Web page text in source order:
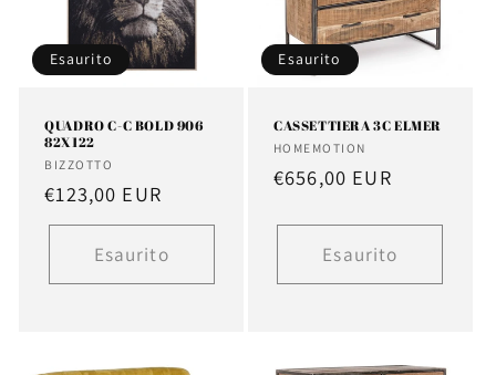
Esaurito
QUADRO C-C BOLD 906
82X122
Fornitore:
BIZZOTTO
Prezzo
di
listino
€123,00 EUR
Esaurito
Esaurito
CASSETTIERA 3C ELMER
Fornitore:
HOMEMOTION
Prezzo
listino
€656,00 EUR
Esaurito